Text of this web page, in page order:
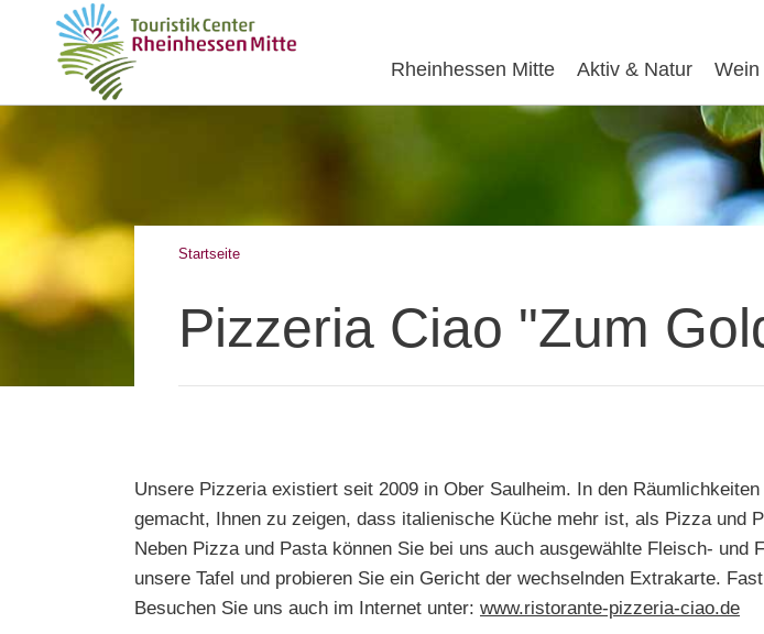
Rheinhessen Mitte Aktiv & Natur
Startseite
Pizzeria Ciao "Zum
Unsere Pizzeria existiert seit 2009 in Ober Saulheim. In den
gemacht, Ihnen zu zeigen, dass italienische Küche mehr ist, als Pizza und
Neben Pizza und Pasta können Sie bei uns auch ausgewählte Fleisch-
unsere Tafel und probieren Sie ein Gericht der wechselnden Extrakarte.
Besuchen Sie uns auch im Internet unter: www.ristorante-pizzeria-ciao.de